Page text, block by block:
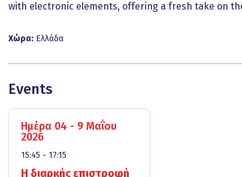
with electronic elements, offering a fresh take on
Χώρα: Ελλάδα
Events
Ημέρα 04 - 9 Μαΐου
2026
15:45 - 17:15
Η διαρκής επιστροφή